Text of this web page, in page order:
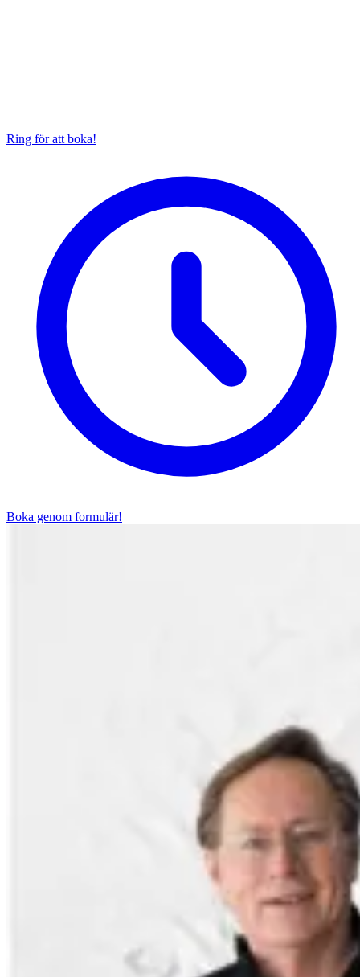
Ring för att boka!
Boka genom formulär!